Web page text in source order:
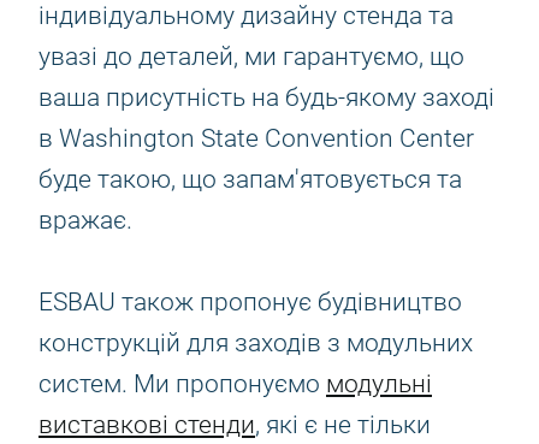
індивідуальному дизайну стенда та
увазі до деталей, ми гарантуємо, що
ваша присутність на будь-якому заході
в Washington State Convention Center
буде такою, що запам'ятовується та
вражає.
ESBAU також пропонує будівництво
конструкцій для заходів з модульних
систем. Ми пропонуємо модульні
виставкові стенди, які є не тільки